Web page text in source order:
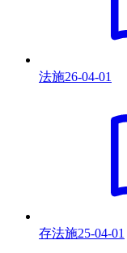
法施26-04-01
存法施25-04-01